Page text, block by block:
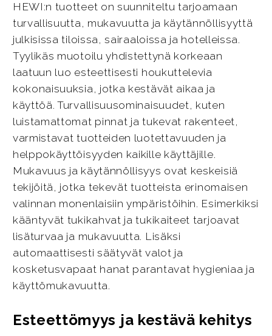
HEWI:n tuotteet on suunniteltu tarjoamaan
turvallisuutta, mukavuutta ja käytännöllisyyttä
julkisissa tiloissa, sairaaloissa ja hotelleissa.
Tyylikäs muotoilu yhdistettynä korkeaan
laatuun luo esteettisesti houkuttelevia
kokonaisuuksia, jotka kestävät aikaa ja
käyttöä. Turvallisuusominaisuudet, kuten
luistamattomat pinnat ja tukevat rakenteet,
varmistavat tuotteiden luotettavuuden ja
helppokäyttöisyyden kaikille käyttäjille.
Mukavuus ja käytännöllisyys ovat keskeisiä
tekijöitä, jotka tekevät tuotteista erinomaisen
valinnan monenlaisiin ympäristöihin. Esimerkiksi
kääntyvät tukikahvat ja tukikaiteet tarjoavat
lisäturvaa ja mukavuutta. Lisäksi
automaattisesti säätyvät valot ja
kosketusvapaat hanat parantavat hygieniaa ja
käyttömukavuutta.
Esteettömyys ja kestävä kehitys